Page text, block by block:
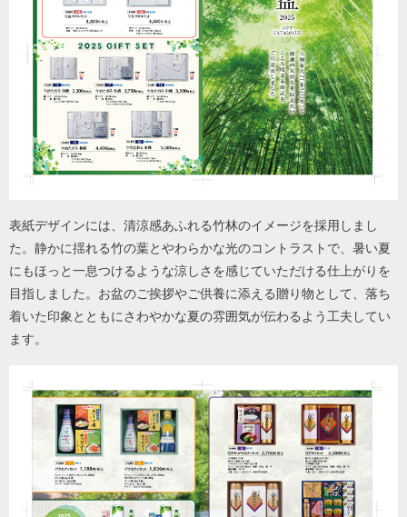
表紙デザインには、清涼感あふれる竹林のイメージを採用しまし
た。静かに揺れる竹の葉とやわらかな光のコントラストで、暑い夏
にもほっと一息つけるような涼しさを感じていただける仕上がりを
目指しました。お盆のご挨拶やご供養に添える贈り物として、落ち
着いた印象とともにさわやかな夏の雰囲気が伝わるよう工夫してい
ます。